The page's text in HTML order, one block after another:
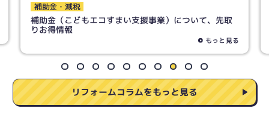
トイレ
トイレリフォームで失敗しないために！ 素材の選び方
までご紹介！
もっと見る
リフォームコラムをもっと見る